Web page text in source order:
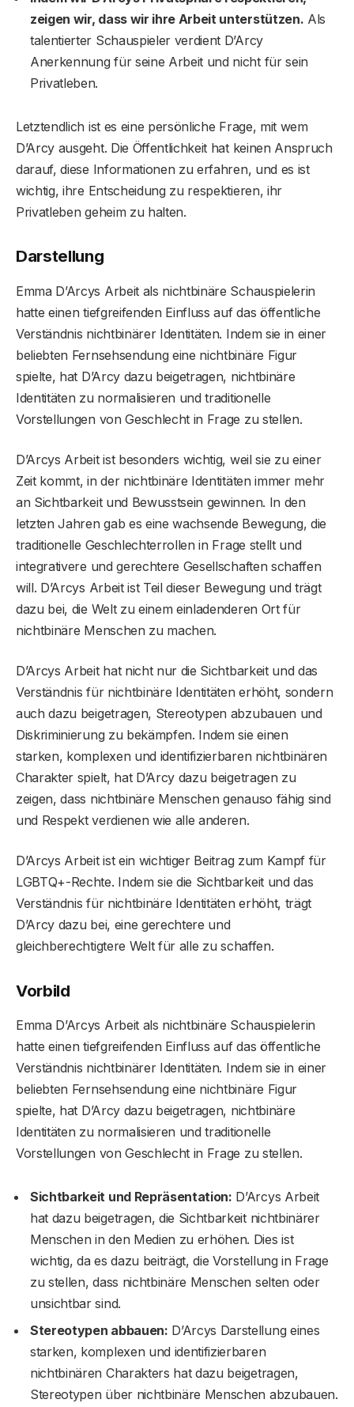
zeigen wir, dass wir ihre Arbeit unterstützen. Als
talentierter Schauspieler verdient D’Arcy
Anerkennung für seine Arbeit und nicht für sein
Privatleben.
Letztendlich ist es eine persönliche Frage, mit wem
D’Arcy ausgeht. Die Öffentlichkeit hat keinen Anspruch
darauf, diese Informationen zu erfahren, und es ist
wichtig, ihre Entscheidung zu respektieren, ihr
Privatleben geheim zu halten.
Darstellung
Emma D’Arcys Arbeit als nichtbinäre Schauspielerin
hatte einen tiefgreifenden Einfluss auf das öffentliche
Verständnis nichtbinärer Identitäten. Indem sie in einer
beliebten Fernsehsendung eine nichtbinäre Figur
spielte, hat D’Arcy dazu beigetragen, nichtbinäre
Identitäten zu normalisieren und traditionelle
Vorstellungen von Geschlecht in Frage zu stellen.
D’Arcys Arbeit ist besonders wichtig, weil sie zu einer
Zeit kommt, in der nichtbinäre Identitäten immer mehr
an Sichtbarkeit und Bewusstsein gewinnen. In den
letzten Jahren gab es eine wachsende Bewegung, die
traditionelle Geschlechterrollen in Frage stellt und
integrativere und gerechtere Gesellschaften schaffen
will. D’Arcys Arbeit ist Teil dieser Bewegung und trägt
dazu bei, die Welt zu einem einladenderen Ort für
nichtbinäre Menschen zu machen.
D’Arcys Arbeit hat nicht nur die Sichtbarkeit und das
Verständnis für nichtbinäre Identitäten erhöht, sondern
auch dazu beigetragen, Stereotypen abzubauen und
Diskriminierung zu bekämpfen. Indem sie einen
starken, komplexen und identifizierbaren nichtbinären
Charakter spielt, hat D’Arcy dazu beigetragen zu
zeigen, dass nichtbinäre Menschen genauso fähig sind
und Respekt verdienen wie alle anderen.
D’Arcys Arbeit ist ein wichtiger Beitrag zum Kampf für
LGBTQ+-Rechte. Indem sie die Sichtbarkeit und das
Verständnis für nichtbinäre Identitäten erhöht, trägt
D’Arcy dazu bei, eine gerechtere und
gleichberechtigtere Welt für alle zu schaffen.
Vorbild
Emma D’Arcys Arbeit als nichtbinäre Schauspielerin
hatte einen tiefgreifenden Einfluss auf das öffentliche
Verständnis nichtbinärer Identitäten. Indem sie in einer
beliebten Fernsehsendung eine nichtbinäre Figur
spielte, hat D’Arcy dazu beigetragen, nichtbinäre
Identitäten zu normalisieren und traditionelle
Vorstellungen von Geschlecht in Frage zu stellen.
Sichtbarkeit und Repräsentation: D’Arcys Arbeit
hat dazu beigetragen, die Sichtbarkeit nichtbinärer
Menschen in den Medien zu erhöhen. Dies ist
wichtig, da es dazu beiträgt, die Vorstellung in Frage
zu stellen, dass nichtbinäre Menschen selten oder
unsichtbar sind.
Stereotypen abbauen: D’Arcys Darstellung eines
starken, komplexen und identifizierbaren
nichtbinären Charakters hat dazu beigetragen,
Stereotypen über nichtbinäre Menschen abzubauen.